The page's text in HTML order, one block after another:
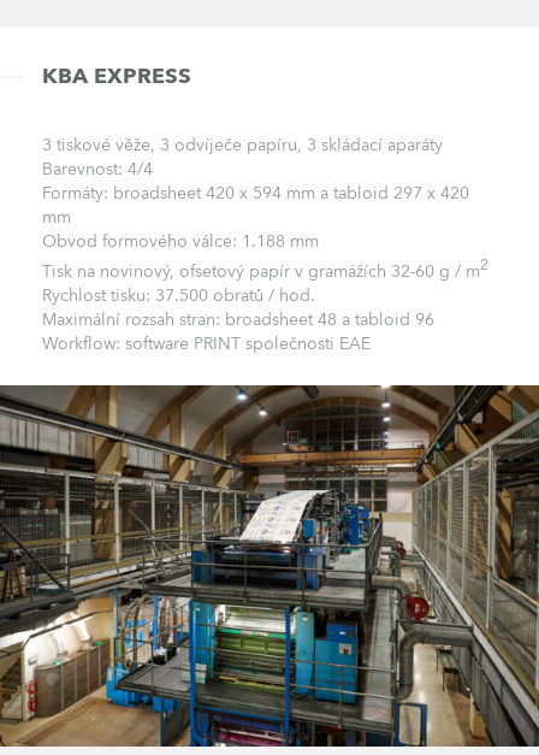
KBA EXPRESS
3 tiskové věže, 3 odvíječe papíru, 3 skládací aparáty
Barevnost: 4/4
Formáty: broadsheet 420 x 594 mm a tabloid 297 x 420
mm
Obvod formového válce: 1.188 mm
Tisk na novinový, ofsetový papír v gramážích 32-60 g / m2
Rychlost tisku: 37.500 obratů / hod.
Maximální rozsah stran: broadsheet 48 a tabloid 96
Workflow: software PRINT společnosti EAE